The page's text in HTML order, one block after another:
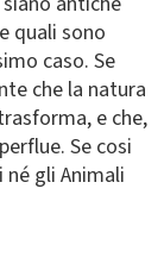
quali sono
caso. Se
che la natura
e che,
Se cosi
né gli Animali